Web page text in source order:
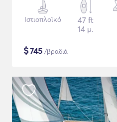
Ιστιοπλοϊκό
47 ft
14 μ.
$745 /βραδιά